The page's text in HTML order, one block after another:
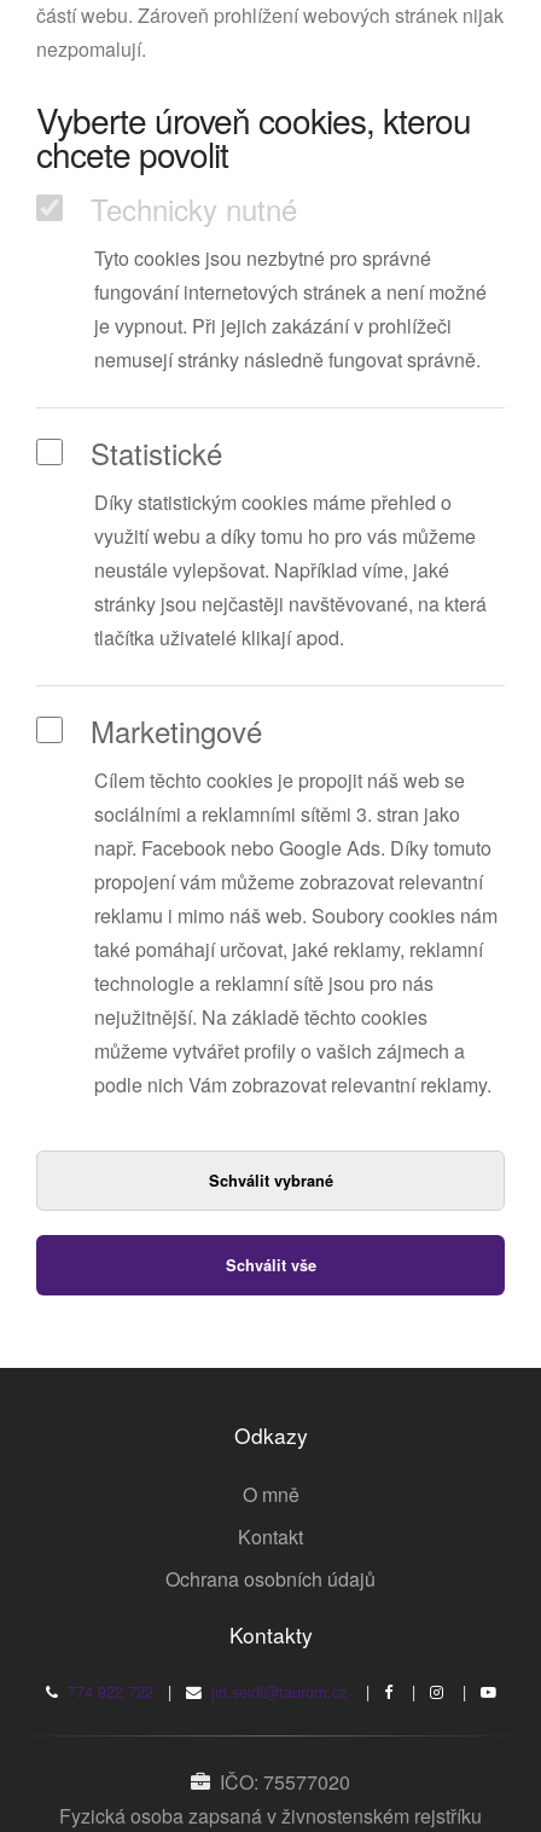
částí webu. Zároveň prohlížení webových stránek nijak
nezpomalují.
Vyberte úroveň cookies, kterou
chcete povolit
Technicky nutné
Tyto cookies jsou nezbytné pro správné
fungování internetových stránek a není možné
je vypnout. Při jejich zakázání v prohlížeči
nemusejí stránky následně fungovat správně.
Statistické
Díky statistickým cookies máme přehled o
využití webu a díky tomu ho pro vás můžeme
neustále vylepšovat. Například víme, jaké
stránky jsou nejčastěji navštěvované, na která
tlačítka uživatelé klikají apod.
Marketingové
Cílem těchto cookies je propojit náš web se
sociálními a reklamními sítěmi 3. stran jako
např. Facebook nebo Google Ads. Díky tomuto
propojení vám můžeme zobrazovat relevantní
reklamu i mimo náš web. Soubory cookies nám
také pomáhají určovat, jaké reklamy, reklamní
technologie a reklamní sítě jsou pro nás
nejužitnější. Na základě těchto cookies
můžeme vytvářet profily o vašich zájmech a
podle nich Vám zobrazovat relevantní reklamy.
Schválit vybrané
Schválit vše
Odkazy
O mně
Kontakt
Ochrana osobních údajů
Kontakty
774 922 722| jiri.seidl@taurum.cz| | |
IČO: 75577020
Fyzická osoba zapsaná v živnostenském rejstříku